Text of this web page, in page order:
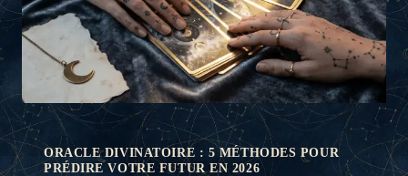
ORACLE DIVINATOIRE : 5 MÉTHODES POUR
PRÉDIRE VOTRE FUTUR EN 2026